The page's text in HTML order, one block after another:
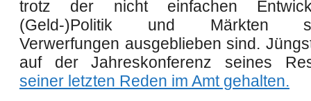
trotz der nicht einfachen
(Geld-)Politik und Märkten
Verwerfungen ausgeblieben sind.
auf der Jahreskonferenz seines
seiner letzten Reden im Amt gehalten.